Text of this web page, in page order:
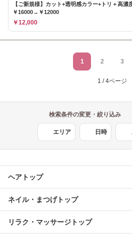
【ご新規様】カット+透明感カラー+トリ＋高濃
￥16000→￥12000
￥12,000
1 2 3
1 / 4ページ
検索条件の変更・絞り込み
エリア 日時
ヘアトップ
ネイル・まつげトップ
リラク・マッサージトップ